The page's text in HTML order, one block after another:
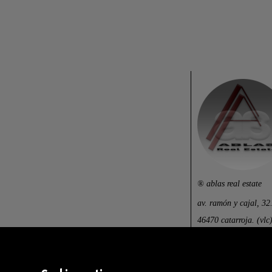
® ablas real estate
av. ramón y cajal, 32.
46470 catarroja. (vlc).